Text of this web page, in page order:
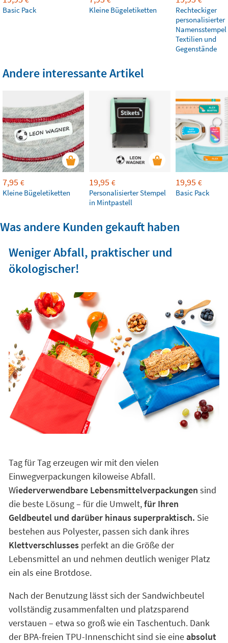
Basic Pack
Kleine Bügeletiketten
Rechteckiger
personalisierter
Textilien und
Gegenstände
Andere interessante Artikel
7,95 €
Kleine Bügeletiketten
19,95 €
Personalisierter Stempel
in Mintpastell
19,95 €
Basic Pack
Was andere Kunden gekauft haben
Weniger Abfall, praktischer und
ökologischer!
Tag für Tag erzeugen wir mit den vielen
Einwegverpackungen kiloweise Abfall.
Wiederverwendbare Lebensmittelverpackungen sind
die beste Lösung – für die Umwelt,für Ihren
Geldbeutel und darüber hinaus superpraktisch. Sie
bestehen aus Polyester, passen sich dank ihres
Klettverschlusses perfekt an die Größe der
Lebensmittel an und nehmen deutlich weniger Platz
ein als eine Brotdose.
Nach der Benutzung lässt sich der Sandwichbeutel
vollständig zusammenfalten und platzsparend
verstauen – etwa so groß wie ein Taschentuch. Dank
der BPA-freien TPU-Innenschicht sind sie eineabsolut